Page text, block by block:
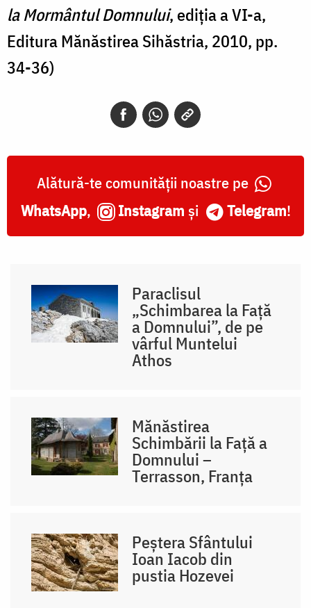
la Mormântul Domnului, ediția a VI-a,
Editura Mănăstirea Sihăstria, 2010, pp.
34-36)
Alătură-te comunității noastre pe
WhatsApp, Instagram și Telegram!
Paraclisul
„Schimbarea la Față
a Domnului”, de pe
vârful Muntelui
Athos
Mănăstirea
Schimbării la Față a
Domnului –
Terrasson, Franţa
Peștera Sfântului
Ioan Iacob din
pustia Hozevei